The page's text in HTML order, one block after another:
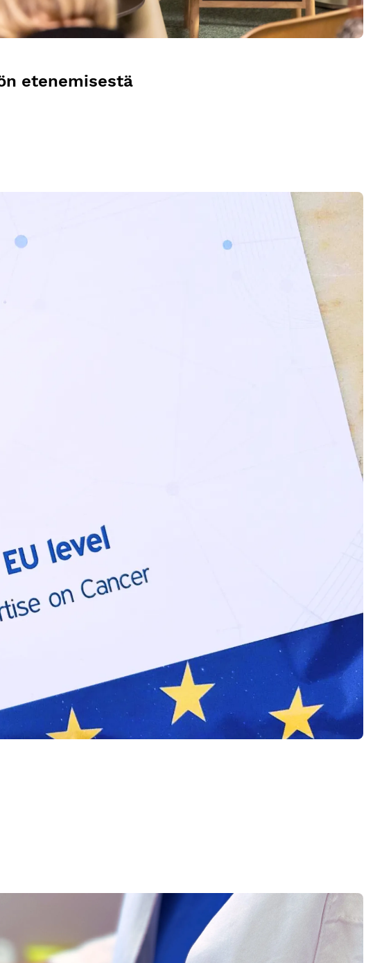
etenemisestä